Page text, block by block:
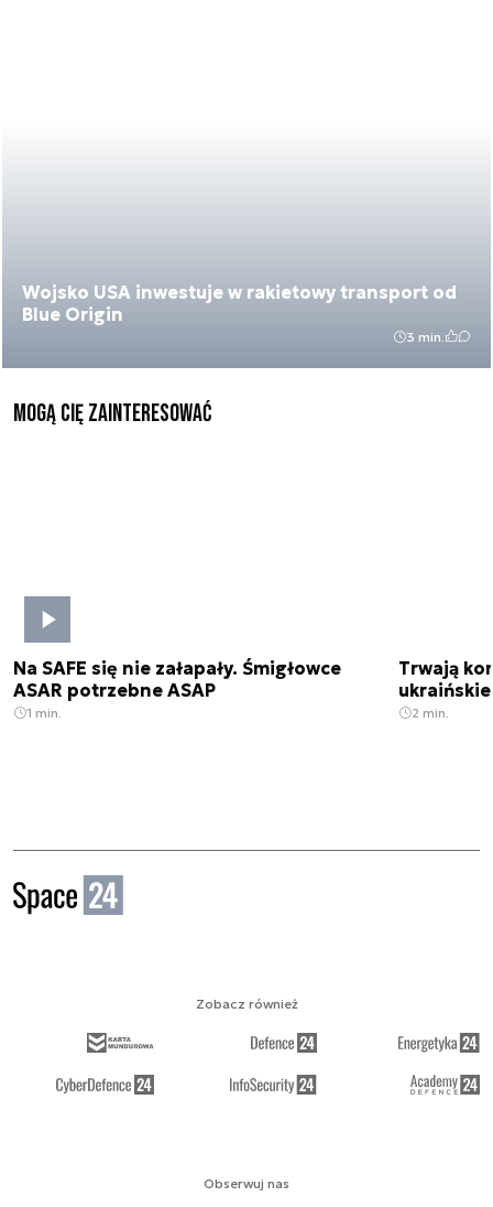
Wojsko USA inwestuje w rakietowy transport od
Blue Origin
3 min.
Mogą Cię zainteresować
Na SAFE się nie załapały. Śmigłowce
ASAR potrzebne ASAP
1 min.
Trwają
2 min.
Obserwuj nas
Zobacz również